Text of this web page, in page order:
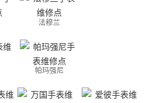
法穆兰
帕玛强尼